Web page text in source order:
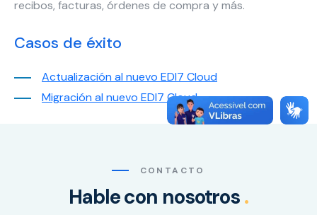
recibos, facturas, órdenes de compra y más.
Casos de éxito
Actualización al nuevo EDI7 Cloud
Migración al nuevo EDI7 Cloud
CONTACTO
Hable con nosotros.